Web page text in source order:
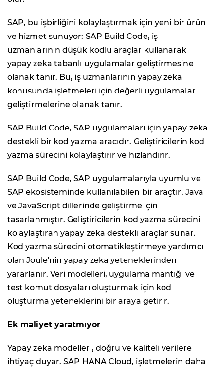
SAP, bu işbirliğini kolaylaştırmak için yeni bir ürün
ve hizmet sunuyor: SAP Build Code, iş
uzmanlarının düşük kodlu araçlar kullanarak
yapay zeka tabanlı uygulamalar geliştirmesine
olanak tanır. Bu, iş uzmanlarının yapay zeka
konusunda işletmeleri için değerli uygulamalar
geliştirmelerine olanak tanır.
SAP Build Code, SAP uygulamaları için yapay zeka
destekli bir kod yazma aracıdır. Geliştiricilerin kod
yazma sürecini kolaylaştırır ve hızlandırır.
SAP Build Code, SAP uygulamalarıyla uyumlu ve
SAP ekosisteminde kullanılabilen bir araçtır. Java
ve JavaScript dillerinde geliştirme için
tasarlanmıştır. Geliştiricilerin kod yazma sürecini
kolaylaştıran yapay zeka destekli araçlar sunar.
Kod yazma sürecini otomatikleştirmeye yardımcı
olan Joule'nin yapay zeka yeteneklerinden
yararlanır. Veri modelleri, uygulama mantığı ve
test komut dosyaları oluşturmak için kod
oluşturma yeteneklerini bir araya getirir.
Ek maliyet yaratmıyor
Yapay zeka modelleri, doğru ve kaliteli verilere
ihtiyaç duyar. SAP HANA Cloud, işletmelerin daha